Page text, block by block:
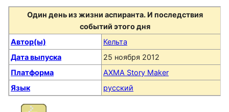
Один день из жизни аспиранта. И последствия
событий этого дня
Автор(ы)
Кельта
Дата выпуска
25 ноября 2012
Платформа
AXMA Story Maker
Язык
русский